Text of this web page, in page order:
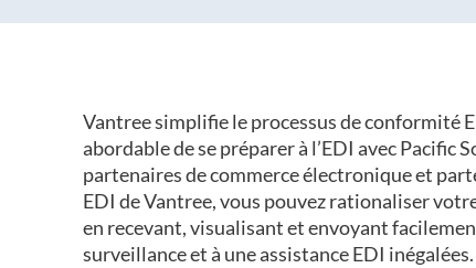
Vantree simplifie le processus de conformité
abordable de se préparer à l’EDI avec
partenaires de commerce électronique et
EDI de Vantree, vous pouvez rationaliser
en recevant, visualisant et envoyant
surveillance et à une assistance EDI inégalées.